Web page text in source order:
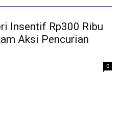
Insentif Rp300 Ribu
Aksi Pencurian
0